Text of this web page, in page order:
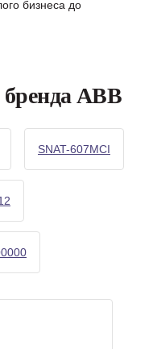
бизнеса до
ABB
SNAT-607MCI